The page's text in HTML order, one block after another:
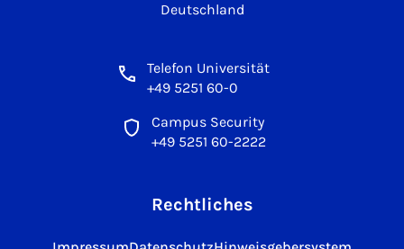
Deutschland
Telefon Universität
+49 5251 60-0
Campus Security
+49 5251 60-2222
Rechtliches